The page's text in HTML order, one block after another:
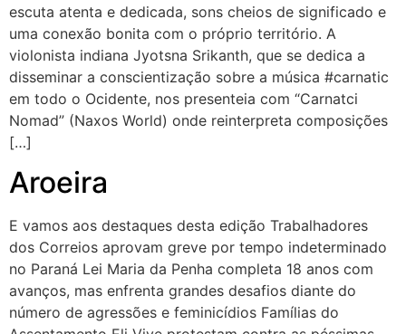
escuta atenta e dedicada, sons cheios de significado e
uma conexão bonita com o próprio território. A
violonista indiana Jyotsna Srikanth, que se dedica a
disseminar a conscientização sobre a música #carnatic
em todo o Ocidente, nos presenteia com “Carnatci
Nomad” (Naxos World) onde reinterpreta composições
[…]
Aroeira
E vamos aos destaques desta edição Trabalhadores
dos Correios aprovam greve por tempo indeterminado
no Paraná Lei Maria da Penha completa 18 anos com
avanços, mas enfrenta grandes desafios diante do
número de agressões e feminicídios Famílias do